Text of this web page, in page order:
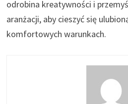
odrobina kreatywności i
aranżacji, aby cieszyć się
komfortowych warunkach.